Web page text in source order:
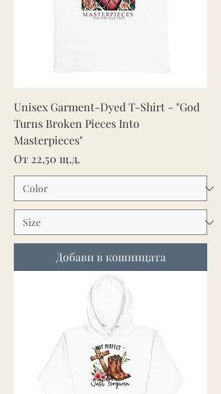
Unisex Garment-Dyed T-Shirt - "God
Turns Broken Pieces Into
Masterpieces"
От 22,50 щ.д.
Продажна цена
Добави в кошницата